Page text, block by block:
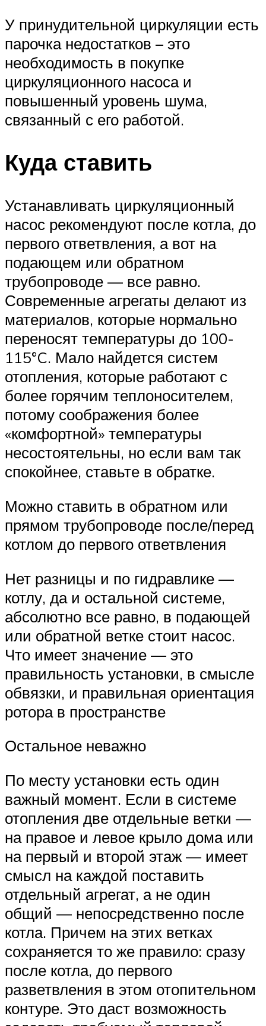
У принудительной циркуляции есть
парочка недостатков – это
необходимость в покупке
циркуляционного насоса и
повышенный уровень шума,
связанный с его работой.
Куда ставить
Устанавливать циркуляционный
насос рекомендуют после котла, до
первого ответвления, а вот на
подающем или обратном
трубопроводе — все равно.
Современные агрегаты делают из
материалов, которые нормально
переносят температуры до 100-
115°C. Мало найдется систем
отопления, которые работают с
более горячим теплоносителем,
потому соображения более
«комфортной» температуры
несостоятельны, но если вам так
спокойнее, ставьте в обратке.
Можно ставить в обратном или
прямом трубопроводе после/перед
котлом до первого ответвления
Нет разницы и по гидравлике —
котлу, да и остальной системе,
абсолютно все равно, в подающей
или обратной ветке стоит насос.
Что имеет значение — это
правильность установки, в смысле
обвязки, и правильная ориентация
ротора в пространстве
Остальное неважно
По месту установки есть один
важный момент. Если в системе
отопления две отдельные ветки —
на правое и левое крыло дома или
на первый и второй этаж — имеет
смысл на каждой поставить
отдельный агрегат, а не один
общий — непосредственно после
котла. Причем на этих ветках
сохраняется то же правило: сразу
после котла, до первого
разветвления в этом отопительном
контуре. Это даст возможность